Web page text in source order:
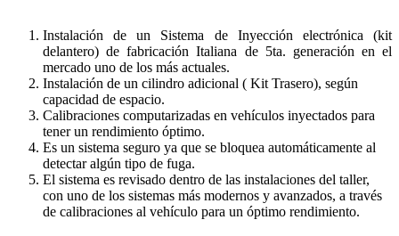
Instalación de un Sistema de Inyección electrónica (kit
delantero) de fabricación Italiana de 5ta. generación en el
mercado uno de los más actuales.
Instalación de un cilindro adicional ( Kit Trasero), según
capacidad de espacio.
Calibraciones computarizadas en vehículos inyectados para
tener un rendimiento óptimo.
Es un sistema seguro ya que se bloquea automáticamente al
detectar algún tipo de fuga.
El sistema es revisado dentro de las instalaciones del taller,
con uno de los sistemas más modernos y avanzados, a través
de calibraciones al vehículo para un óptimo rendimiento.